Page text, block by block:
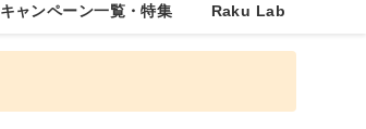
キャンペーン一覧・特集 Raku Lab